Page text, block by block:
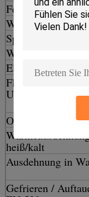
Spezifische Wärme
Wärmeleitfähigkeit
Elastizitätsmodul
Flexibilität
UNI E 12372
heiß/kalt
Ausdehnung in
Gefrieren /